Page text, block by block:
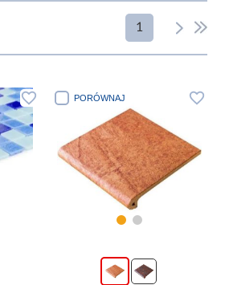
1
PORÓWNAJ